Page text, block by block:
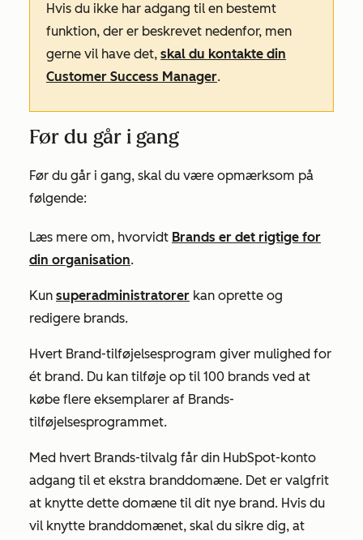
Hvis du ikke har adgang til en bestemt
funktion, der er beskrevet nedenfor, men
gerne vil have det, skal du kontakte din
Customer Success Manager.
Før du går i gang
Før du går i gang, skal du være opmærksom på
følgende:
Læs mere om, hvorvidt Brands er det rigtige for
din organisation.
Kun superadministratorer kan oprette og
redigere brands.
Hvert Brand-tilføjelsesprogram giver mulighed for
ét brand. Du kan tilføje op til 100 brands ved at
købe flere eksemplarer af Brands-
tilføjelsesprogrammet.
Med hvert Brands-tilvalg får din HubSpot-konto
adgang til et ekstra branddomæne. Det er valgfrit
at knytte dette domæne til dit nye brand. Hvis du
vil knytte branddomænet, skal du sikre dig, at